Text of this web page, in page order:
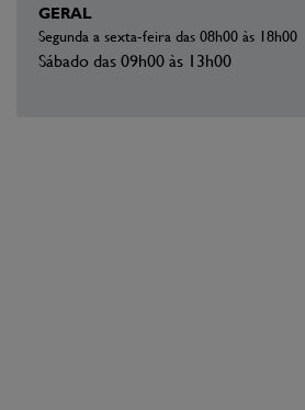
GERAL
Segunda a sexta-feira das 08h00 às 18h00
Sábado das 09h00 às 13h00